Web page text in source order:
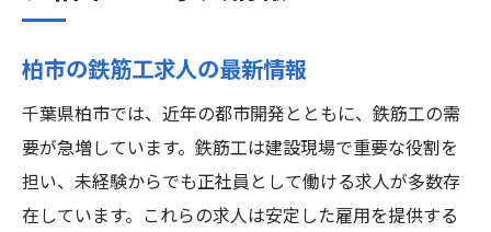
柏市の鉄筋工求人の最新情報
千葉県柏市では、近年の都市開発とともに、鉄筋工の需
要が急増しています。鉄筋工は建設現場で重要な役割を
担い、未経験からでも正社員として働ける求人が多数存
在しています。これらの求人は安定した雇用を提供する